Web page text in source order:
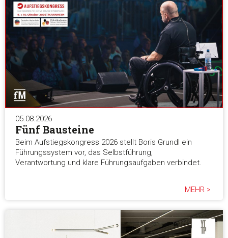
05.08.2026
Fünf Bausteine
Beim Aufstiegskongress 2026 stellt Boris Grundl ein
Führungssystem vor, das Selbstführung,
Verantwortung und klare Führungsaufgaben verbindet.
MEHR >